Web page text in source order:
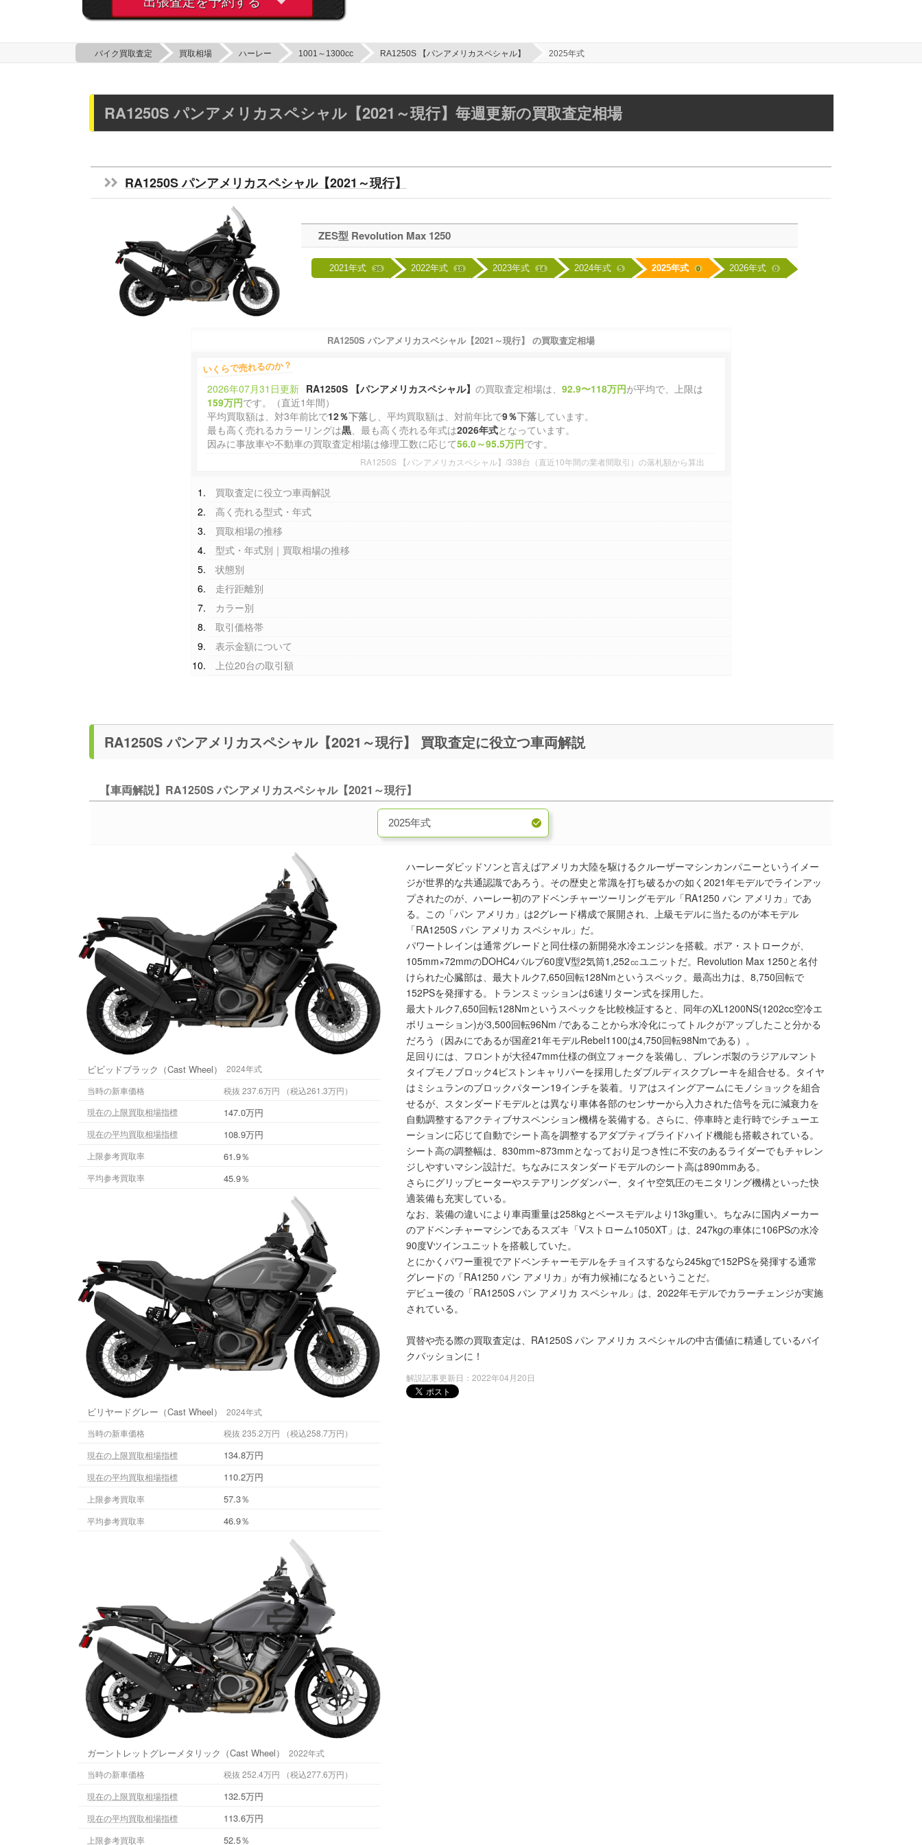
バイク買取査定 買取相場 ハーレー 1001～1300cc RA1250S 【パンアメリカスペシャル】 2025年式
RA1250S パンアメリカスペシャル【2021～現行】毎週更新の買取査定相場
RA1250S パンアメリカスペシャル【2021～現行】
ZES型 Revolution Max 1250
2021年式 36 2022年式 18 2023年式 14 2024年式 5 2025年式 0 2026年式 0
RA1250S パンアメリカスペシャル【2021～現行】 の買取査定相場
いくらで売れるのか？
2026年07月31日更新 RA1250S 【パンアメリカスペシャル】の買取査定相場は、92.9〜118万円が平均で、上限は
159万円です。（直近1年間）
平均買取額は、対3年前比で12％下落し、平均買取額は、対前年比で9％下落しています。
最も高く売れるカラーリングは黒 、最も高く売れる年式は2026年式となっています。
因みに事故車や不動車の買取査定相場は修理工数に応じて56.0～95.5万円です。
RA1250S 【パンアメリカスペシャル】/338台（直近10年間の業者間取引）の落札額から算出
買取査定に役立つ車両解説
高く売れる型式・年式
買取相場の推移
型式・年式別｜買取相場の推移
状態別
走行距離別
カラー別
取引価格帯
表示金額について
上位20台の取引額
RA1250S パンアメリカスペシャル【2021～現行】 買取査定に役立つ車両解説
【車両解説】RA1250S パンアメリカスペシャル【2021～現行】
ビビッドブラック（Cast Wheel）
2024年式
当時の新車価格
税抜 237.6万円 （税込261.3万円）
現在の上限買取相場指標
147.0万円
現在の平均買取相場指標 108.9万円
上限参考買取率 61.9％
平均参考買取率 45.9％
ビリヤードグレー（Cast Wheel）
2024年式
当時の新車価格
税抜 235.2万円 （税込258.7万円）
現在の上限買取相場指標
134.8万円
現在の平均買取相場指標 110.2万円
上限参考買取率 57.3％
平均参考買取率 46.9％
ガーントレットグレーメタリック（Cast Wheel）
2022年式
当時の新車価格
税抜 252.4万円 （税込277.6万円）
現在の上限買取相場指標
132.5万円
現在の平均買取相場指標 113.6万円
上限参考買取率 52.5％
ハーレーダビッドソンと言えばアメリカ大陸を駆けるクルーザーマシンカンパニーというイメー
ジが世界的な共通認識であろう。その歴史と常識を打ち破るかの如く2021年モデルでラインアッ
プされたのが、ハーレー初のアドベンチャーツーリングモデル「RA1250 パン アメリカ」であ
る。この「パン アメリカ」は2グレード構成で展開され、上級モデルに当たるのが本モデル
「RA1250S パン アメリカ スペシャル」だ。
パワートレインは通常グレードと同仕様の新開発水冷エンジンを搭載。ボア・ストロークが、
105mm×72mmのDOHC4バルブ60度V型2気筒1,252㏄ユニットだ。Revolution Max 1250と名付
けられた心臓部は、最大トルク7,650回転128Nmというスペック。最高出力は、8,750回転で
152PSを発揮する。トランスミッションは6速リターン式を採用した。
最大トルク7,650回転128Nmというスペックを比較検証すると、同年のXL1200NS(1202cc空冷エ
ボリューション)が3,500回転96Nm /であることから水冷化にってトルクがアップしたこと分かる
だろう（因みにであるが国産21年モデルRebel1100は4,750回転98Nmである）。
足回りには、フロントが大径47mm仕様の倒立フォークを装備し、ブレンボ製のラジアルマント
タイプモノブロック4ピストンキャリパーを採用したダブルディスクブレーキを組合せる。タイヤ
はミシュランのブロックパターン19インチを装着。リアはスイングアームにモノショックを組合
せるが、スタンダードモデルとは異なり車体各部のセンサーから入力された信号を元に減衰力を
自動調整するアクティブサスペンション機構を装備する。さらに、停車時と走行時でシチューエ
ーションに応じて自動でシート高を調整するアダプティブライドハイド機能も搭載されている。
シート高の調整幅は、830mm~873mmとなっており足つき性に不安のあるライダーでもチャレン
ジしやすいマシン設計だ。ちなみにスタンダードモデルのシート高は890mmある。
さらにグリップヒーターやステアリングダンパー、タイヤ空気圧のモニタリング機構といった快
適装備も充実している。
なお、装備の違いにより車両重量は258kgとベースモデルより13kg重い。ちなみに国内メーカー
のアドベンチャーマシンであるスズキ「Vストローム1050XT」は、247kgの車体に106PSの水冷
90度Vツインユニットを搭載していた。
とにかくパワー重視でアドベンチャーモデルをチョイスするなら245kgで152PSを発揮する通常
グレードの「RA1250 パン アメリカ」が有力候補になるということだ。
デビュー後の「RA1250S パン アメリカ スペシャル」は、2022年モデルでカラーチェンジが実施
されている。
買替や売る際の買取査定は、RA1250S パン アメリカ スペシャルの中古価値に精通しているバイ
クパッションに！
解説記事更新日：2022年04月20日